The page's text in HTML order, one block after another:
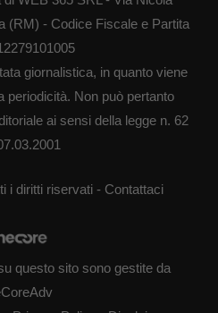
(RM) - Codice Fiscale e Partita
giornalistica, in quanto viene
periodicità. Non può pertanto
ai sensi della legge n. 62
i diritti riservati - Contattaci
questo sito sono gestite da